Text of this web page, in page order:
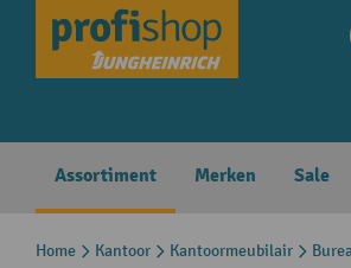
Skip to main navigation
Assortiment Merken Sale
Home Kantoor Kantoormeubilair